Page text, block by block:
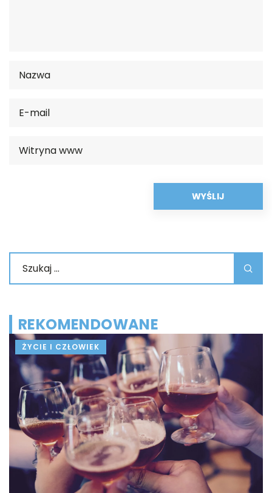
REKOMENDOWANE
ŻYCIE I CZŁOWIEK